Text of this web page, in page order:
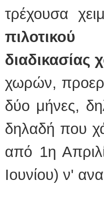
τρέχουσα
διαδικασίας
χωρών,
δύο μήνες,
δηλαδή που
από 1η
Ιουνίου) ν'